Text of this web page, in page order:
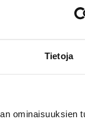
Tietoja
ominaisuuksien